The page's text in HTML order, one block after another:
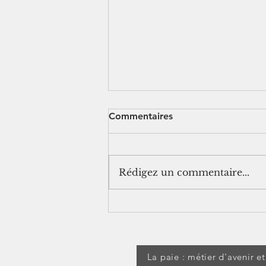
être suspendues
Commentaires
Rédigez un commentaire...
La paie : métier d'avenir